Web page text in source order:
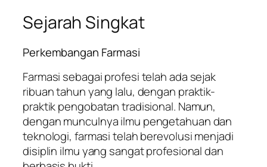
Sejarah Singkat
Perkembangan Farmasi
Farmasi sebagai profesi telah ada sejak
ribuan tahun yang lalu, dengan praktik-
praktik pengobatan tradisional. Namun,
dengan munculnya ilmu pengetahuan dan
teknologi, farmasi telah berevolusi menjadi
disiplin ilmu yang sangat profesional dan